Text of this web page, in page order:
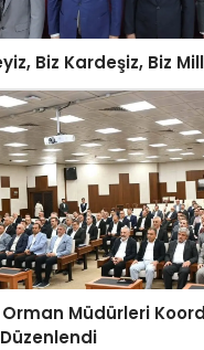
Biz Kardeşiz, Biz
Orman Müdürleri